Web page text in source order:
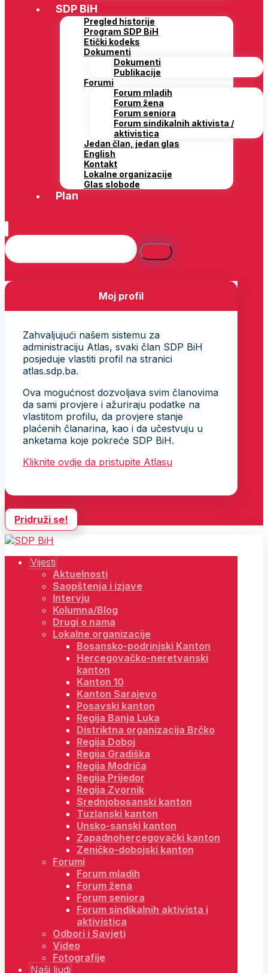
SDP BiH
Pregled historije
Program SDP BiH
Etički kodeks
Dokumenti
Dokumenti
Publikacije
Forumi
Forum mladih
Forum žena
Forum seniora
Forum sindikalnih aktivista /
aktivistica
Jedan član, jedan glas
English
Kontakt
Lokalne organizacije
Glas slobode
Plan
Moj profil
Zahvaljujući našem sistemu za
administraciju Atlas, svaki član SDP BiH
posjeduje vlastiti profil na stranici
atlas.sdp.ba.
Ova mogućnost dozvoljava svim članovima
da sami provjere i ažuriraju podatke na
vlastitom profilu, da provjere stanje
plaćenih članarina, kao i da učestvuju u
anketama koje pokreće SDP BiH.
Kliknite ovdje da pristupite Atlasu
Pridruži se!
Vijesti
Aktuelnosti
Saopštenja i izjave
Intervju
Kolumna/Blog
Drugi o nama
Lokalne organizacije
Bosansko-podrinjski Kanton
Hercegovačko-neretvanski
kanton
Kanton 10
Kanton Sarajevo
Posavski kanton
Regija Banja Luka
Distriktna organizacija Brčko
Regija Doboj
Regija Gradiška
Regija Modriča
Regija Prijedor
Regija Zvornik
Srednjobosanski kanton
Tuzlanski kanton
Unsko-sanski kanton
Zapadnohercegovački kanton
Zeničko-dobojski kanton
Forumi
Forum mladih
Forum žena
Forum seniora
Forum sindikalnih aktivista i
aktivistica
Odbori i Savjeti
Video
Fotografije
Naši ljudi